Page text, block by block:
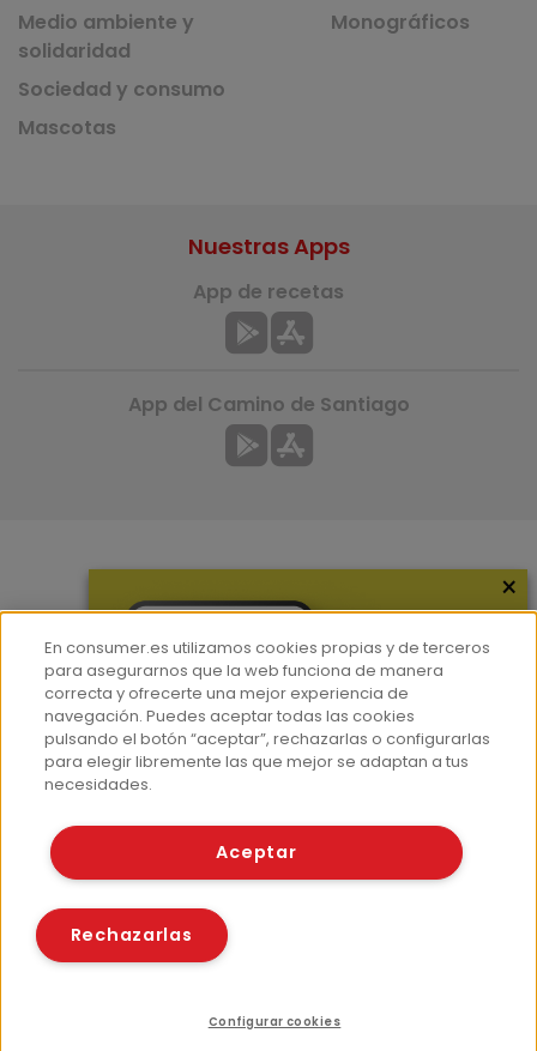
Medio ambiente y
solidaridad
Sociedad y consumo
Mascotas
Monográficos
Hemeroteca
Contacto
Prensa
Corpus Lingüístico Consumer
Nuestras Apps
App de recetas
App del Camino de Santiago
© Fundación EROSKI
Políticas de cookies
×
En consumer.es utilizamos cookies propias y de terceros
para asegurarnos que la web funciona de manera
correcta y ofrecerte una mejor experiencia de
navegación. Puedes aceptar todas las cookies
pulsando el botón “aceptar”, rechazarlas o configurarlas
para elegir libremente las que mejor se adaptan a tus
necesidades.
Aceptar
Rechazarlas
Configurar cookies